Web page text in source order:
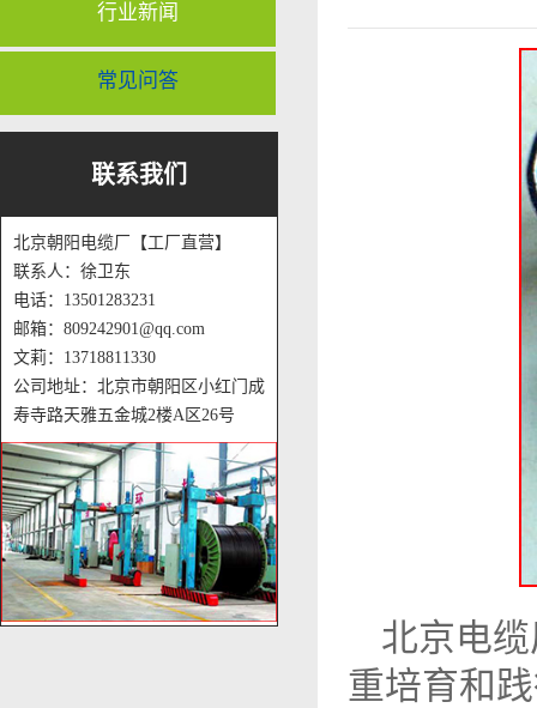
行业新闻
常见问答
联系我们
北京朝阳电缆厂【工厂直营】
联系人：徐卫东
电话：13501283231
邮箱：809242901@qq.com
文莉：13718811330
公司地址：北京市朝阳区小红门成
寿寺路天雅五金城2楼A区26号
北京电
重培育和